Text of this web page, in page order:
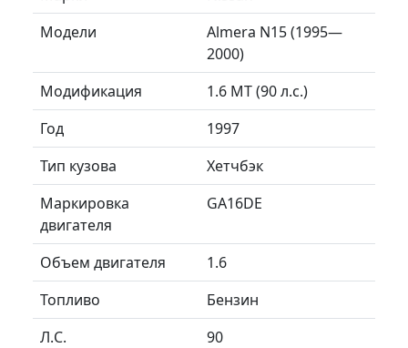
Модели
Almera N15 (1995—
2000)
Модификация
1.6 MT (90 л.с.)
Год
1997
Тип кузова
Хетчбэк
Маркировка
двигателя
GA16DE
Объем двигателя
1.6
Топливо
Бензин
Л.C.
90